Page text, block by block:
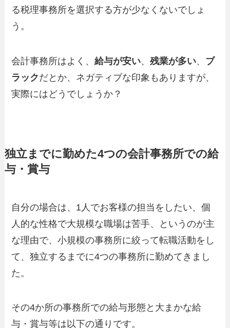
る税理事務所を選択する方が少なくないでしょ
う。
会計事務所はよく、給与が安い、残業が多い、 ブ
ラックだとか、ネガティブな印象もありますが、
実際にはどうでしょうか？
独立までに勤めた4つの会計事務所での給
与・賞与
自分の場合は、1人でお客様の担当をしたい、個
人的な性格で大規模な職場は苦手、というのが主
な理由で、小規模の事務所に絞って転職活動をし
て、独立するまでに4つの事務所に勤めてきまし
た。
その4か所の事務所での給与形態と大まかな給
与・賞与等は以下の通りです。